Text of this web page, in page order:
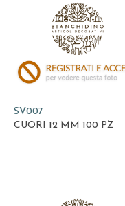
SV007
CUORI 12 MM 100 PZ